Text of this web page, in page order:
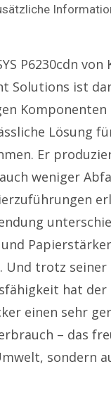
P6230cdn von
Solutions ist
Lösung
Er
weniger
Und trotz seiner
hat der
einen sehr
– das
sondern